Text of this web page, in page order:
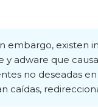
embargo, existen
y adware que
no deseadas
caídas,